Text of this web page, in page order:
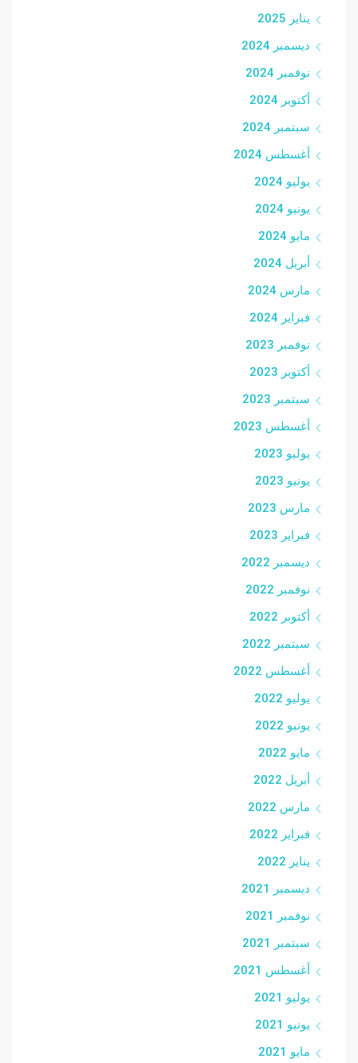
يناير 2025
ديسمبر 2024
نوفمبر 2024
أكتوبر 2024
سبتمبر 2024
أغسطس 2024
يوليو 2024
يونيو 2024
مايو 2024
أبريل 2024
مارس 2024
فبراير 2024
نوفمبر 2023
أكتوبر 2023
سبتمبر 2023
أغسطس 2023
يوليو 2023
يونيو 2023
مارس 2023
فبراير 2023
ديسمبر 2022
نوفمبر 2022
أكتوبر 2022
سبتمبر 2022
أغسطس 2022
يوليو 2022
يونيو 2022
مايو 2022
أبريل 2022
مارس 2022
فبراير 2022
يناير 2022
ديسمبر 2021
نوفمبر 2021
سبتمبر 2021
أغسطس 2021
يوليو 2021
يونيو 2021
مايو 2021